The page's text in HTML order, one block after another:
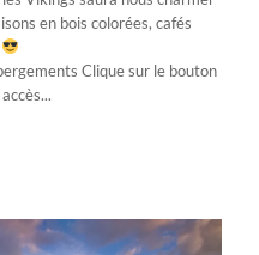
en bois colorées, cafés
Clique sur le bouton